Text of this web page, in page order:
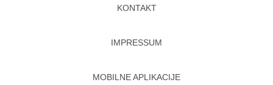
KONTAKT
IMPRESSUM
MOBILNE APLIKACIJE